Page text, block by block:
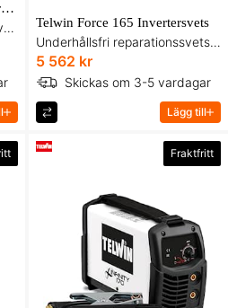
Telwin Tecnica 171/S Invertersvets
Reparationssvets för MMA svetsning. Telwin Force 165 Invertersvets
Underhållsfri reparationssvets för MMA svetsning.
5 562 kr
Skickas om 3-5 vardagar
Lägg till
Fraktfritt